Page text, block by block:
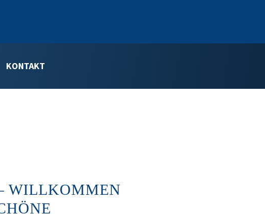
KONTAKT
WILLKOMMEN